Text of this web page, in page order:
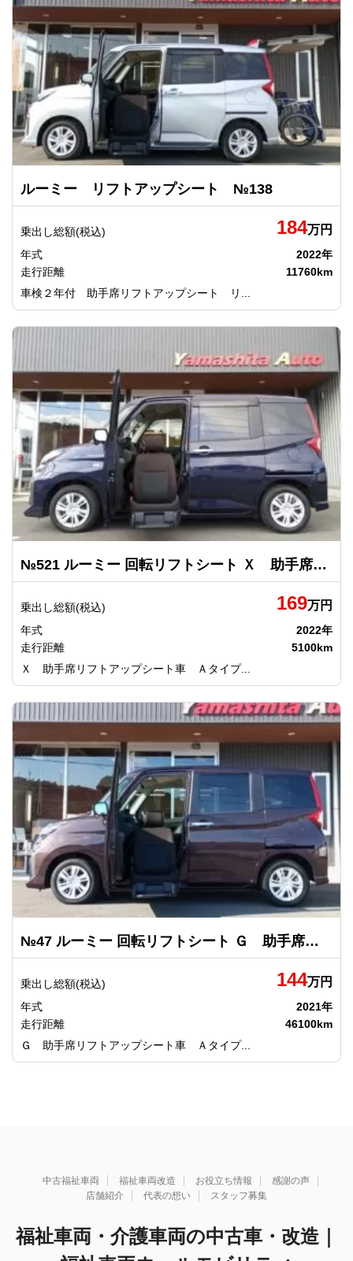
ルーミー リフトアップシート №138
乗出し総額(税込) 184万円
年式
2022年
走行距離
11760km
車検２年付 助手席リフトアップシート リ...
№521 ルーミー 回転リフトシート Ｘ 助手席リフトアップシート車 Ａタイプ トヨタ
乗出し総額(税込) 169万円
年式
2022年
走行距離
5100km
Ｘ 助手席リフトアップシート車 Ａタイプ...
№47 ルーミー 回転リフトシート Ｇ 助手席リフトアップシート車 Ａタイプ トヨタ
乗出し総額(税込) 144万円
年式
2021年
走行距離
46100km
Ｇ 助手席リフトアップシート車 Ａタイプ...
中古福祉車両 福祉車両改造 お役立ち情報
感謝の声
店舗紹介
代表の想い スタッフ募集
福祉車両・介護車両の中古車・改造｜